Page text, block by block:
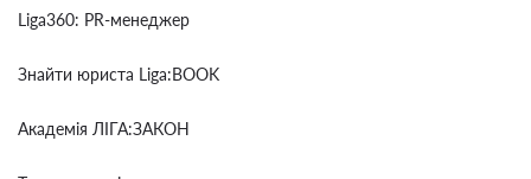
Liga360: PR-менеджер
Знайти юриста Liga:BOOK
Академія ЛІГА:ЗАКОН